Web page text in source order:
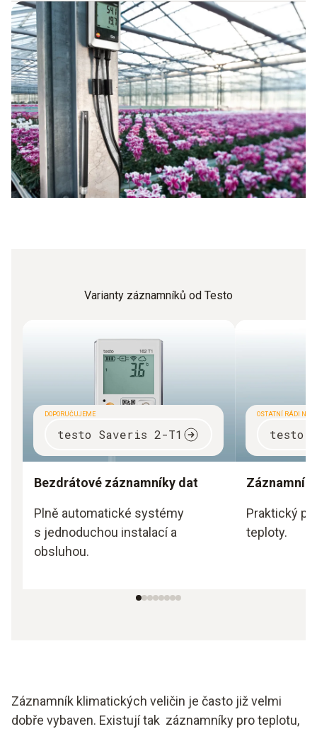
konfiguračním souborem a také kalibračním certifikátem.
Obojí je velmi užitečné, když přenášíte data přímo do
koncového přístroje a zde je chcete shrnout do PDF, abyste
získali rychlé vyhodnocení.
WiFi záznamník je jiná varianta a velmi dobře se hodí, když
musíte prostory z důvodu jejich velikosti vybavit více
záznamníky. Díky přenosu dat přes WiFi není nutné přístroje
jednotlivě vyčítat. Profitujete zde z následujících výhod:
Úspora nákladů
Možnost použití ve více místnostech
Přenos dat přímo do koncového přístroje
Úspora času
Varianty záznamníků od Testo
DOPORUČUJEME
testo Saveris 2-T1
Bezdrátové záznamníky dat
Plně automatické systémy
s jednoduchou instalací a
obsluhou.
OSTATNÍ RÁDI
testo
Praktický
teploty.
Záznamník klimatických veličin je často již velmi
dobře vybaven. Existují tak záznamníky pro teplotu,